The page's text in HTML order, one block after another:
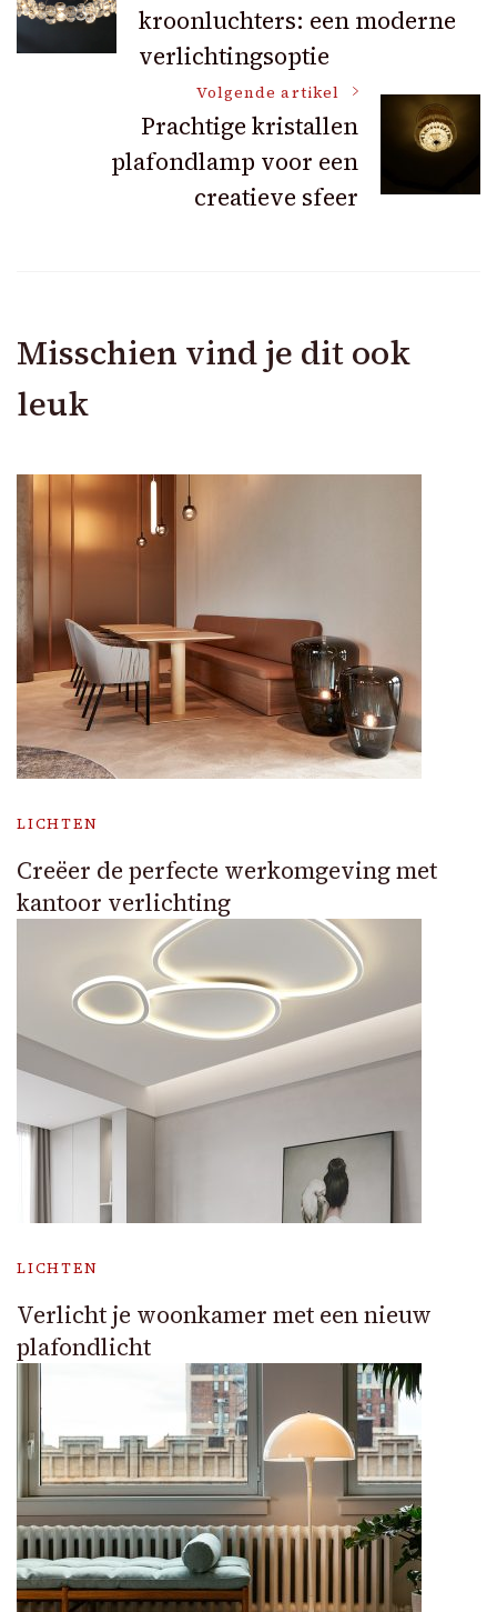
navigatiekroonluchters: een moderne
verlichtingsoptie
Volgende artikel
Prachtige kristallen
plafondlamp voor een
creatieve sfeer
Misschien vind je dit ook
leuk
LICHTEN
Creëer de perfecte werkomgeving met
kantoor verlichting
LICHTEN
Verlicht je woonkamer met een nieuw
plafondlicht